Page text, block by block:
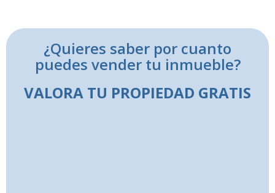
¿Quieres saber por cuanto
puedes vender tu inmueble?
VALORA TU PROPIEDAD GRATIS